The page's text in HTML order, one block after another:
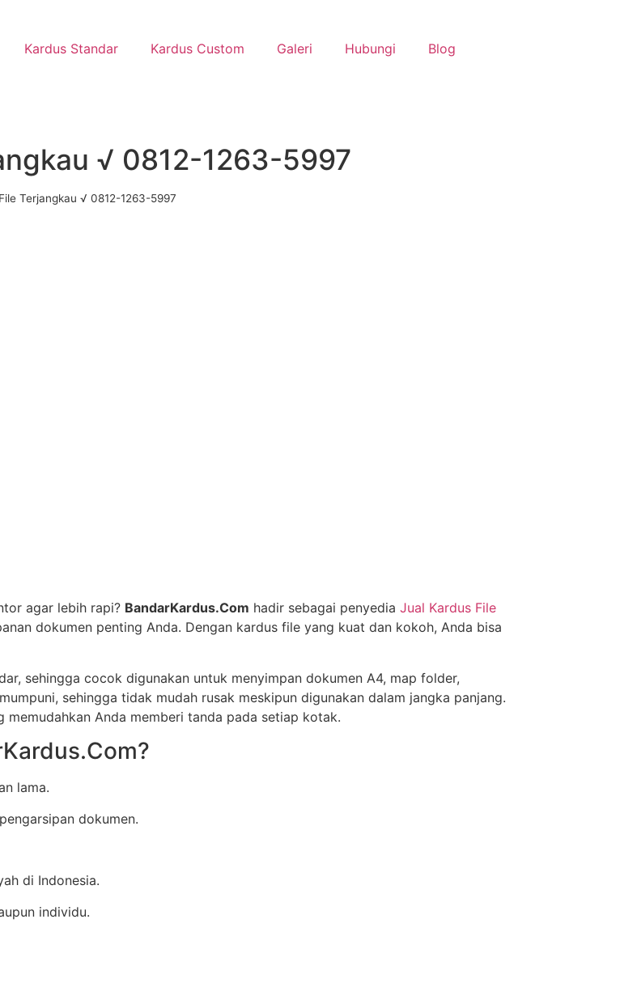
Kardus Standar Kardus Custom Galeri Hubungi Blog
√ 0812-1263-5997
Terjangkau √ 0812-1263-5997
agar lebih rapi? BandarKardus.Com hadir sebagai penyedia Jual Kardus File
dokumen penting Anda. Dengan kardus file yang kuat dan kokoh, Anda bisa
sehingga cocok digunakan untuk menyimpan dokumen A4, map folder,
sehingga tidak mudah rusak meskipun digunakan dalam jangka panjang.
Anda memberi tanda pada setiap kotak.
lama.
dokumen.
di Indonesia.
individu.